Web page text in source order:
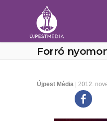
Forró
Újpest Média | 2012.